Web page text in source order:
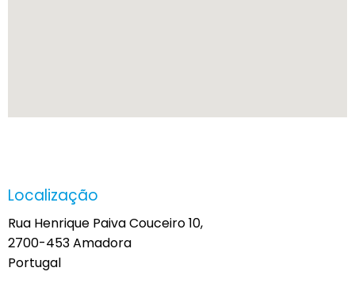
Localização
Rua Henrique Paiva Couceiro 10,
2700-453 Amadora
Portugal